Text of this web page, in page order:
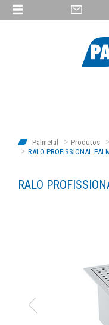
Palmetal Produtos
RALO PROFISSIONAL
RALO